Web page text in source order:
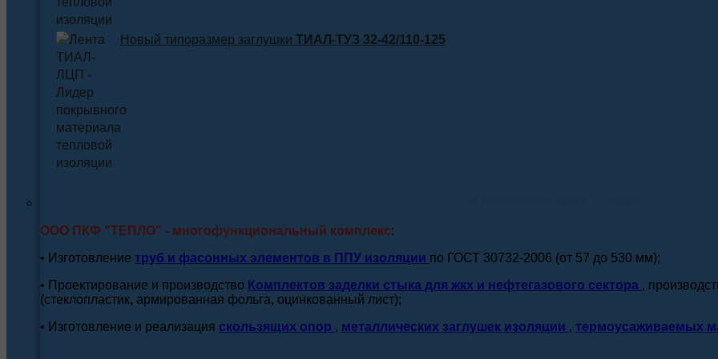
Новый типоразмер заглушки ТИАЛ-ТУЗ 32-42/110-125
ООО ПКФ "ТЕПЛО" - многофункциональный комплекс:
• Изготовление труб и фасонных элементов в ППУ изоляции по ГОСТ 30732-2006 (от 57 до 530 мм);
• Проектирование и производство Комплектов заделки стыка для жкх и нефтегазового сектора ,
(стеклопластик, армированная фольга, оцинкованный лист);
• Изготовление и реализация скользящих опор , металлических заглушек изоляции , термоусаживаемых